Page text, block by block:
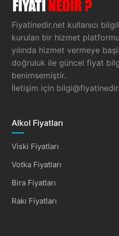
Fiyatinedir.net kullanıcı
kurulan bir hizmet
yılında hizmet vermeye
doğruluk ile güncel fiyat
benimsemiştir.
İletişim için
Alkol Fiyatları
Viski Fiyatları
Votka Fiyatları
Bira Fiyatları
Rakı Fiyatları